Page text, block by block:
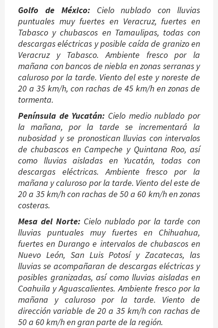
Golfo de México:Cielo nublado con lluvias
puntuales muy fuertes en Veracruz, fuertes en
Tabasco y chubascos en Tamaulipas, todas con
descargas eléctricas y posible caída de granizo en
Veracruz y Tabasco. Ambiente fresco por la
mañana con bancos de niebla en zonas serranas y
caluroso por la tarde. Viento del este y noreste de
20 a 35 km/h, con rachas de 45 km/h en zonas de
tormenta.
Península de Yucatán: Cielo medio nublado por
la mañana, por la tarde se incrementará la
nubosidad y se pronostican lluvias con intervalos
de chubascos en Campeche y Quintana Roo, así
como lluvias aisladas en Yucatán, todas con
descargas eléctricas. Ambiente fresco por la
mañana y caluroso por la tarde. Viento del este de
20 a 35 km/h con rachas de 50 a 60 km/h en zonas
costeras.
Mesa del Norte: Cielo nublado por la tarde con
lluvias puntuales muy fuertes en Chihuahua,
fuertes en Durango e intervalos de chubascos en
Nuevo León, San Luis Potosí y Zacatecas, las
lluvias se acompañaran de descargas eléctricas y
posibles granizadas, así como lluvias aisladas en
Coahuila y Aguascalientes. Ambiente fresco por la
mañana y caluroso por la tarde. Viento de
dirección variable de 20 a 35 km/h con rachas de
50 a 60 km/h en gran parte de la región.